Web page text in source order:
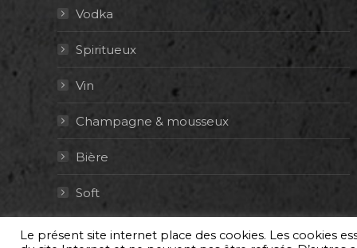
Vodka
Spiritueux
Vin
Champagne & mousseux
Bière
Soft
Le présent site internet place des cookies. Les cookies